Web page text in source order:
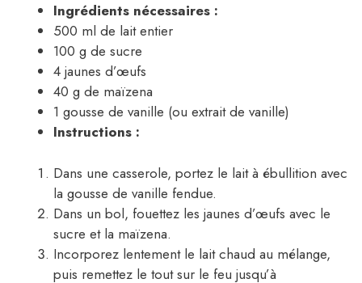
Ingrédients nécessaires :
500 ml de lait entier
100 g de sucre
4 jaunes d’œufs
40 g de maïzena
1 gousse de vanille (ou extrait de vanille)
Instructions :
Dans une casserole, portez le lait à ébullition avec
la gousse de vanille fendue.
Dans un bol, fouettez les jaunes d’œufs avec le
sucre et la maïzena.
Incorporez lentement le lait chaud au mélange,
puis remettez le tout sur le feu jusqu’à